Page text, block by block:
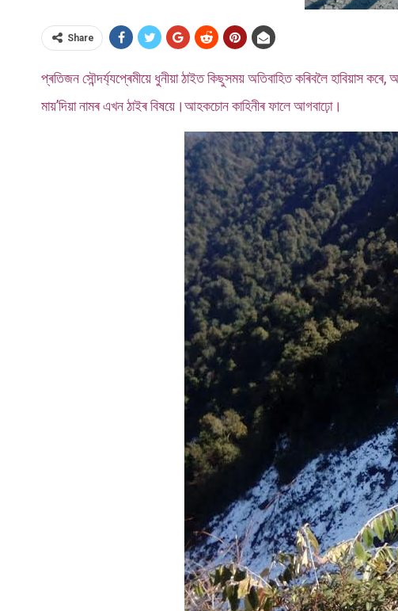
Share
প্ৰতিজন সৌন্দৰ্য্যপ্ৰেমীয়ে ধুনীয়া ঠাইত কিছুসময় অতিবাহিত কৰিবলৈ
মায়’দিয়া নামৰ এখন ঠাইৰ বিষয়ে।আহকচোন কাহিনীৰ ফালে আগবাঢ়ো।